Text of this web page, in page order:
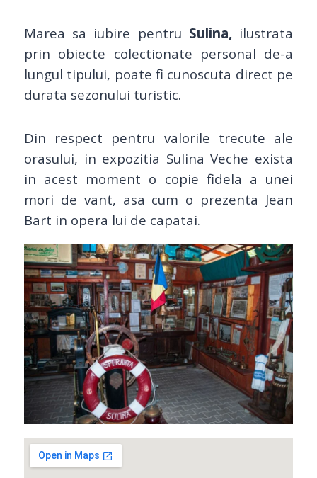
Marea sa iubire pentru Sulina, ilustrata
prin obiecte colectionate personal de-a
lungul tipului, poate fi cunoscuta direct pe
durata sezonului turistic.
Din respect pentru valorile trecute ale
orasului, in expozitia Sulina Veche exista
in acest moment o copie fidela a unei
mori de vant, asa cum o prezenta Jean
Bart in opera lui de capatai.